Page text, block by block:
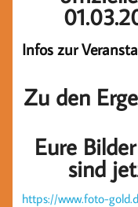
Infos zur
Zu den
Eure
sind
https://www.foto-